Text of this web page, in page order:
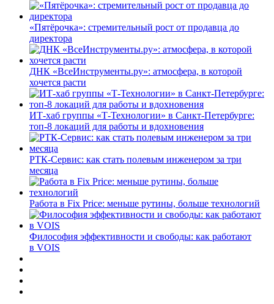
«Пятёрочка»: стремительный рост от продавца до
директора
ДНК «ВсеИнструменты.ру»: атмосфера, в которой
хочется расти
ИТ-хаб группы «Т-Технологии» в Санкт-Петербурге:
топ-8 локаций для работы и вдохновения
РТК-Сервис: как стать полевым инженером за три
месяца
Работа в Fix Price: меньше рутины, больше технологий
Философия эффективности и свободы: как работают
в VOIS